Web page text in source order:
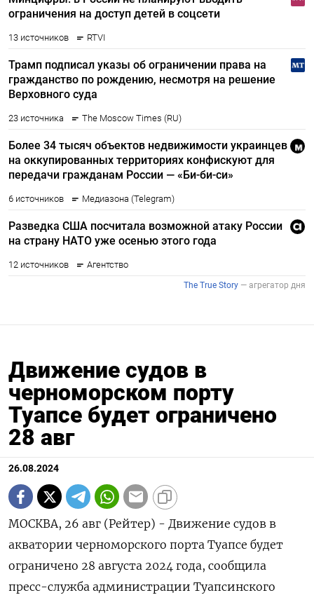
Движение судов в
черноморском порту
Туапсе будет ограничено
28 авг
26.08.2024
МОСКВА, 26 авг (Рейтер) - Движение судов в
акватории черноморского порта Туапсе будет
ограничено 28 августа 2024 года, сообщила
пресс-служба администрации Туапсинского